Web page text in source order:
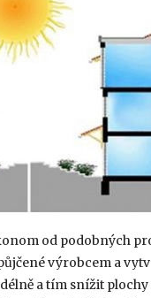
od podobných
výrobcem a
a tím snížit